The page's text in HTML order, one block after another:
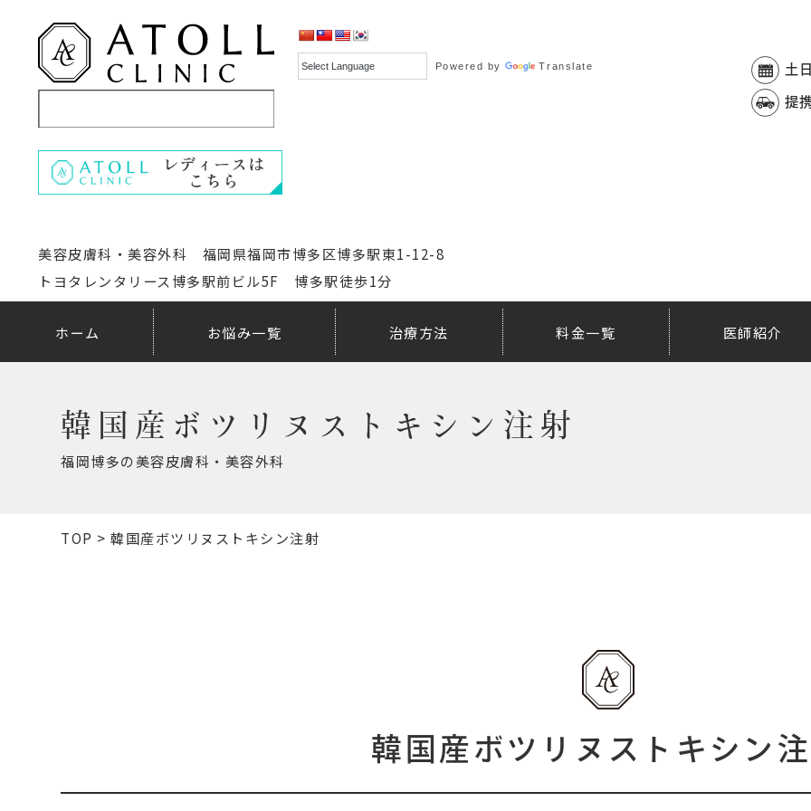
美容皮膚科・美容外科 福岡県福岡市博多区博多駅東1-12-8
トヨタレンタリース博多駅前ビル5F 博多駅徒歩1分
Powered by Translate 土
提
ホーム お悩み一覧 治療方法 料金一覧 医師紹介
韓国産ボツリヌストキシン注射
福岡博多の美容皮膚科・美容外科
TOP >韓国産ボツリヌストキシン注射
韓国産ボツリヌストキシン